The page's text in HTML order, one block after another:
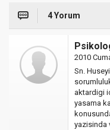
4 Yorum
2010
Sn.
aktardigi
yasama
yazisinda